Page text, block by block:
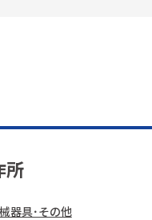
所
器具･その他